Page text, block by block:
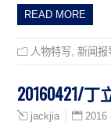
READ MORE
人物特写 ,新闻报
20160421/
jackjia 2016